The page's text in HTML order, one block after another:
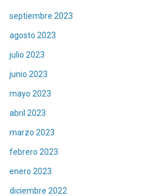
septiembre 2023
agosto 2023
julio 2023
junio 2023
mayo 2023
abril 2023
marzo 2023
febrero 2023
enero 2023
diciembre 2022